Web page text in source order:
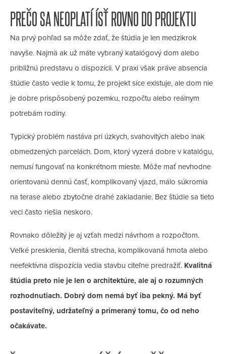
PREČO SA NEOPLATÍ ÍSŤ ROVNO DO PROJEKTU
Na prvý pohľad sa môže zdať, že štúdia je len medzikrok
navyše. Najmä ak už máte vybraný katalógový dom alebo
približnú predstavu o dispozícii. V praxi však práve absencia
štúdie často vedie k tomu, že projekt síce existuje, ale dom nie
je dobre prispôsobený pozemku, rozpočtu alebo reálnym
potrebám rodiny.
Typický problém nastáva pri úzkych, svahovitých alebo inak
obmedzených parcelách. Dom, ktorý vyzerá dobre v katalógu,
nemusí fungovať na konkrétnom mieste. Môže mať nevhodne
orientovanú dennú časť, komplikovaný vjazd, málo súkromia
na terase alebo zbytočne drahé zakladanie. Bez štúdie sa tieto
veci často riešia neskoro.
Rovnako dôležitý je aj vzťah medzi návrhom a rozpočtom.
Veľké presklenia, členitá strecha, komplikovaná hmota alebo
neefektívna dispozícia vedia stavbu citeľne predražiť. Kvalitná
štúdia preto nie je len o architektúre, ale aj o rozumných
rozhodnutiach. Dobrý dom nemá byť iba pekný. Má byť
postaviteľný, udržateľný a primeraný tomu, čo od neho
očakávate.